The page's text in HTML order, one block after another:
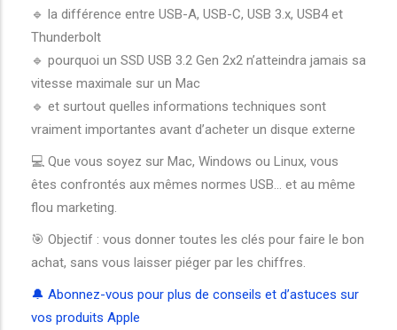
🔹 la différence entre USB-A, USB-C, USB 3.x, USB4 et
Thunderbolt
🔹 pourquoi un SSD USB 3.2 Gen 2x2 n’atteindra jamais sa
vitesse maximale sur un Mac
🔹 et surtout quelles informations techniques sont
vraiment importantes avant d’acheter un disque externe
💻 Que vous soyez sur Mac, Windows ou Linux, vous
êtes confrontés aux mêmes normes USB… et au même
flou marketing.
🎯 Objectif : vous donner toutes les clés pour faire le bon
achat, sans vous laisser piéger par les chiffres.
🔔 Abonnez-vous pour plus de conseils et d’astuces sur
vos produits Apple